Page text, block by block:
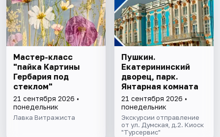
Мастер-класс
"пайка Картины
Гербария под
стеклом"
21 сентября 2026 •
понедельник
Лавка Витражиста
Пушкин.
Екатерининский
дворец, парк.
Янтарная комната
21 сентября 2026 •
понедельник
Экскурсии отправление
от ул. Думская, д.2. Киоск
"Турсервис"